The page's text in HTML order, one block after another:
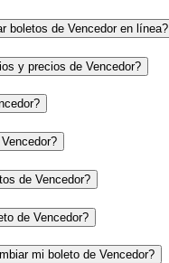
boletos de Vencedor en línea?
y precios de Vencedor?
de Vencedor?
de Vencedor?
mi boleto de Vencedor?